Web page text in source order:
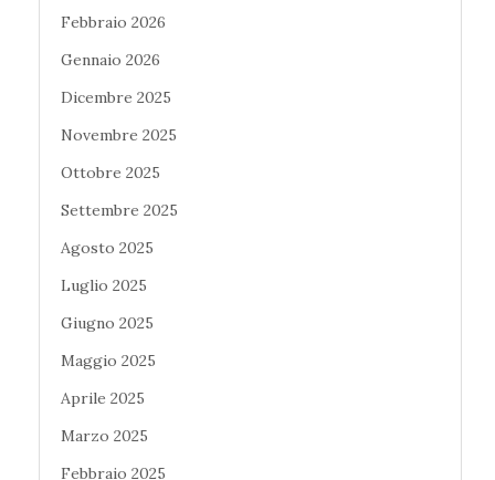
Febbraio 2026
Gennaio 2026
Dicembre 2025
Novembre 2025
Ottobre 2025
Settembre 2025
Agosto 2025
Luglio 2025
Giugno 2025
Maggio 2025
Aprile 2025
Marzo 2025
Febbraio 2025